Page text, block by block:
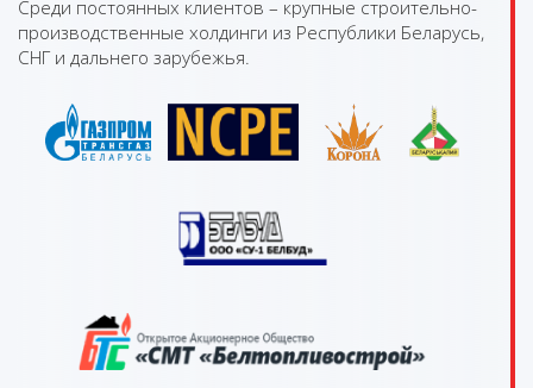
Среди постоянных клиентов – крупные строительно-
производственные холдинги из Республики Беларусь,
СНГ и дальнего зарубежья.